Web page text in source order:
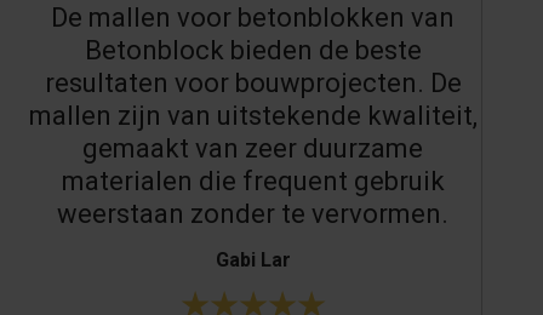
De mallen voor betonblokken van
Betonblock bieden de beste
resultaten voor bouwprojecten. De
mallen zijn van uitstekende kwaliteit,
gemaakt van zeer duurzame
materialen die frequent gebruik
weerstaan zonder te vervormen.
Gabi Lar